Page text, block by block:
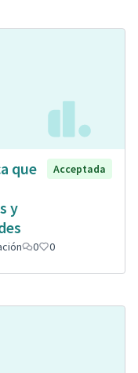
que
y
Acceptada
0 0